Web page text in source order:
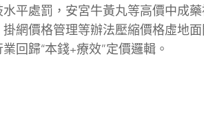
平處罰，安宮牛黃丸等高價中成
網價格管理等辦法壓縮價格虛地面
回歸“本錢+療效”定價邏輯。